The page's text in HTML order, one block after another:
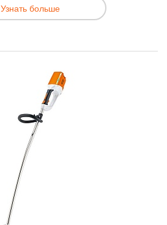
Узнать больше